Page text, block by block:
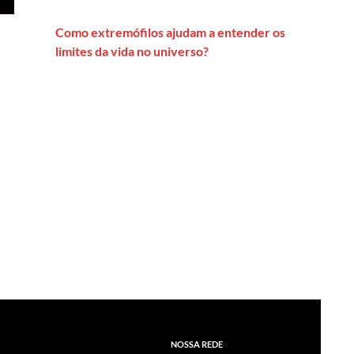
Como extremófilos ajudam a entender os
limites da vida no universo?
NOSSA REDE